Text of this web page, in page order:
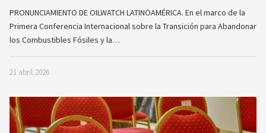
PRONUNCIAMIENTO DE OILWATCH LATINOAMÉRICA. En el marco de la
Primera Conferencia Internacional sobre la Transición para Abandonar
los Combustibles Fósiles y la…
21 abril, 2026